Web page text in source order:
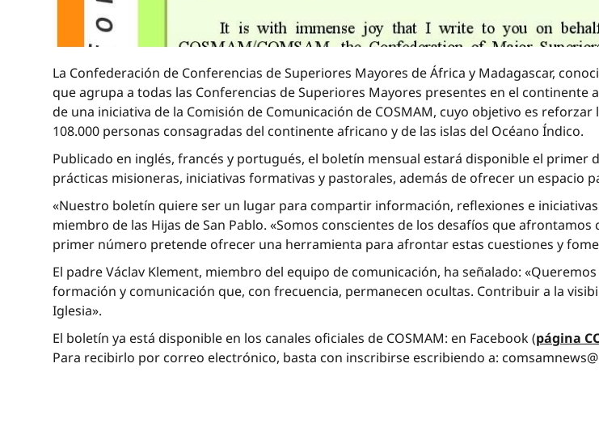
La Confederación de Conferencias de Superiores Mayores de África y Madagascar,
que agrupa a todas las Conferencias de Superiores Mayores presentes en el
de una iniciativa de la Comisión de Comunicación de COSMAM, cuyo objetivo es
108.000 personas consagradas del continente africano y de las islas del Océano Índico.
Publicado en inglés, francés y portugués, el boletín mensual estará disponible el
prácticas misioneras, iniciativas formativas y pastorales, además de ofrecer un espacio
«Nuestro boletín quiere ser un lugar para compartir información, reflexiones e
miembro de las Hijas de San Pablo. «Somos conscientes de los desafíos que
primer número pretende ofrecer una herramienta para afrontar estas cuestiones y
El padre Václav Klement, miembro del equipo de comunicación, ha señalado:
formación y comunicación que, con frecuencia, permanecen ocultas. Contribuir a la
Iglesia».
El boletín ya está disponible en los canales oficiales de COSMAM: en Facebook (página
Para recibirlo por correo electrónico, basta con inscribirse escribiendo a: